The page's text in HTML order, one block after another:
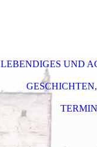
LEBENDIGES UND